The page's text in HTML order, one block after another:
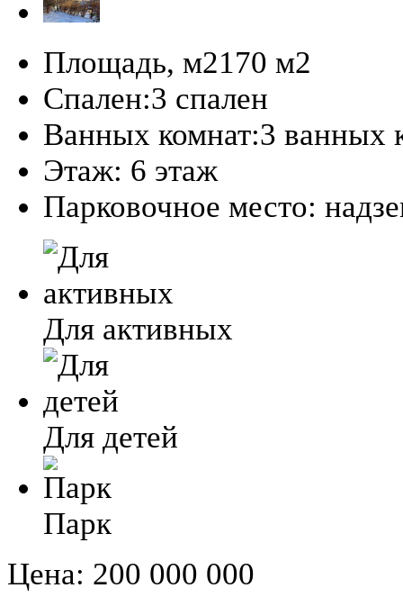
Площадь, м2170 м2
Спален:3 спален
Ванных комнат:3 ванных
Этаж: 6 этаж
Парковочное место:
Для активных
Для детей
Парк
Цена: 200 000 000